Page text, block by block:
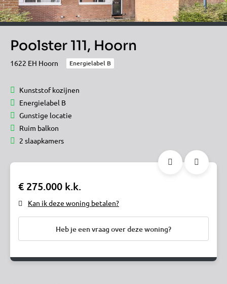
Poolster 111, Hoorn
1622 EH Hoorn Energielabel B
Kunststof kozijnen
Energielabel B
Gunstige locatie
Ruim balkon
2 slaapkamers
€ 275.000 k.k.
Kan ik deze woning betalen?
Heb je een vraag over deze woning?